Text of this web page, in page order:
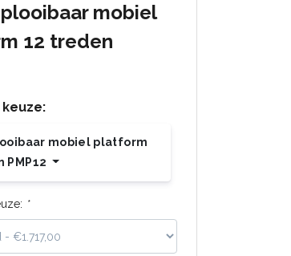
mobiel
12 treden
keuze:
mobiel platform
PMP12
*